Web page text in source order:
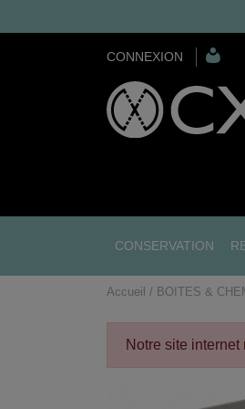
CONNEXION
CONSERVATION
Accueil BOITES &
Notre site